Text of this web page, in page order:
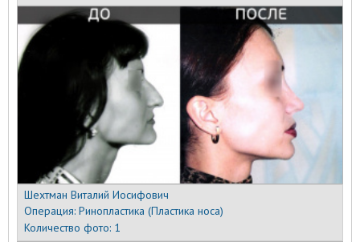
Шехтман Виталий Иосифович
Операция:Ринопластика (Пластика носа)
Количество фото: 1